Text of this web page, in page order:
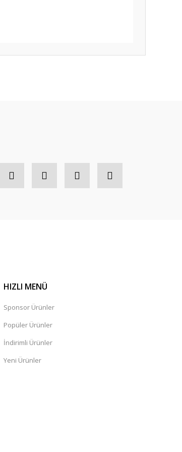
HIZLI MENÜ
Sponsor Ürünler
Popüler Ürünler
İndirimli Ürünler
Yeni Ürünler